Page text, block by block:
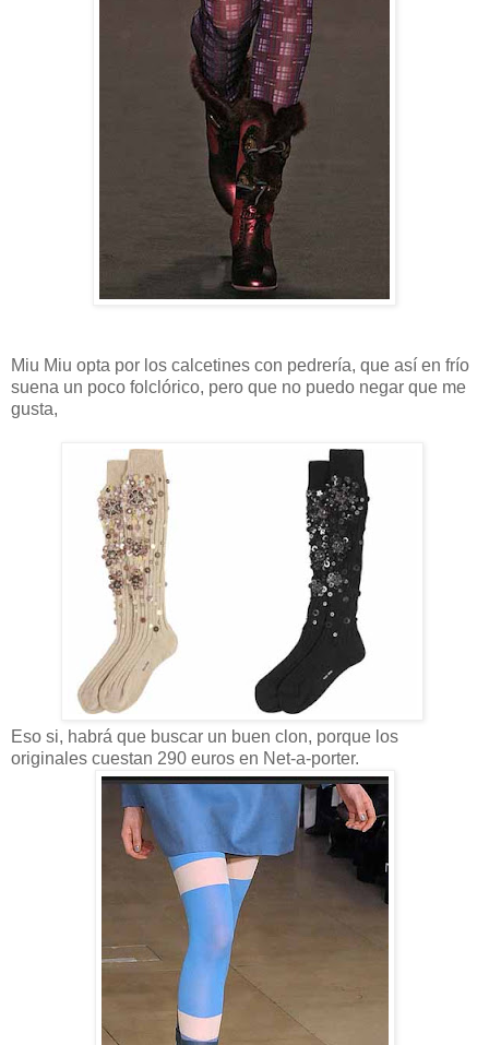
Miu Miu opta por los calcetines con pedrería, que así en frío
suena un poco folclórico, pero que no puedo negar que me
gusta,
Eso si, habrá que buscar un buen clon, porque los
originales cuestan 290 euros en Net-a-porter.